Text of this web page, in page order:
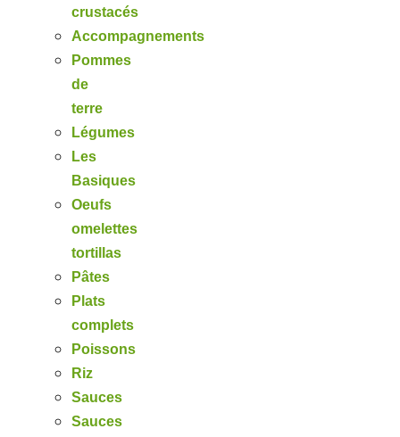
crustacés
Accompagnements
Pommes
de
terre
Légumes
Les
Basiques
Oeufs
omelettes
tortillas
Pâtes
Plats
complets
Poissons
Riz
Sauces
Sauces